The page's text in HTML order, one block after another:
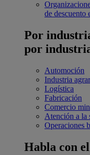
de descuento
Por
por
Automoción
Industria
Logística
Fabricación
Comercio
Atención a la
Operaciones
Habla con